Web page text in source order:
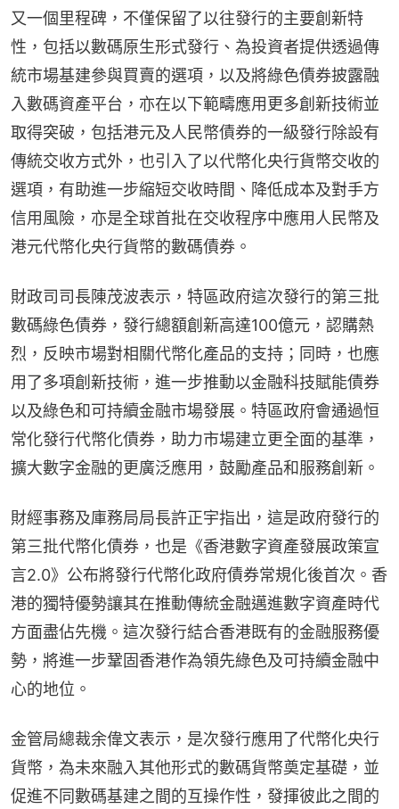
又一個里程碑，不僅保留了以往發行的主要創新特
性，包括以數碼原生形式發行、為投資者提供透過傳
統市場基建參與買賣的選項，以及將綠色債券披露融
入數碼資產平台，亦在以下範疇應用更多創新技術並
取得突破，包括港元及人民幣債券的一級發行除設有
傳統交收方式外，也引入了以代幣化央行貨幣交收的
選項，有助進一步縮短交收時間、降低成本及對手方
信用風險，亦是全球首批在交收程序中應用人民幣及
港元代幣化央行貨幣的數碼債券。
財政司司長陳茂波表示，特區政府這次發行的第三批
數碼綠色債券，發行總額創新高達100億元，認購熱
烈，反映市場對相關代幣化產品的支持；同時，也應
用了多項創新技術，進一步推動以金融科技賦能債券
以及綠色和可持續金融市場發展。特區政府會通過恒
常化發行代幣化債券，助力市場建立更全面的基準，
擴大數字金融的更廣泛應用，鼓勵產品和服務創新。
財經事務及庫務局局長許正宇指出，這是政府發行的
第三批代幣化債券，也是《香港數字資產發展政策宣
言2.0》公布將發行代幣化政府債券常規化後首次。香
港的獨特優勢讓其在推動傳統金融邁進數字資產時代
方面盡佔先機。這次發行結合香港既有的金融服務優
勢，將進一步鞏固香港作為領先綠色及可持續金融中
心的地位。
金管局總裁余偉文表示，是次發行應用了代幣化央行
貨幣，為未來融入其他形式的數碼貨幣奠定基礎，並
促進不同數碼基建之間的互操作性，發揮彼此之間的